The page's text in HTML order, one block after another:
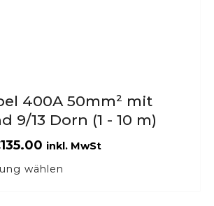
400A 50mm² mit
9/13 Dorn (1 - 10 m)
135.00 inkl. MwSt
wählen